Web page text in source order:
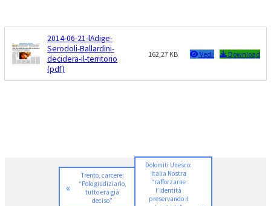
2014-06-21-lAdige-
Serodoli-Ballardini-
decidera-il-territorio
(pdf)
162,27 KB Vedi Download
«
Trento, carcere:
“Polo giudiziario,
tutto era già
deciso”
Dolomiti Unesco:
Italia Nostra
“rafforzarne
l’identità
preservando il